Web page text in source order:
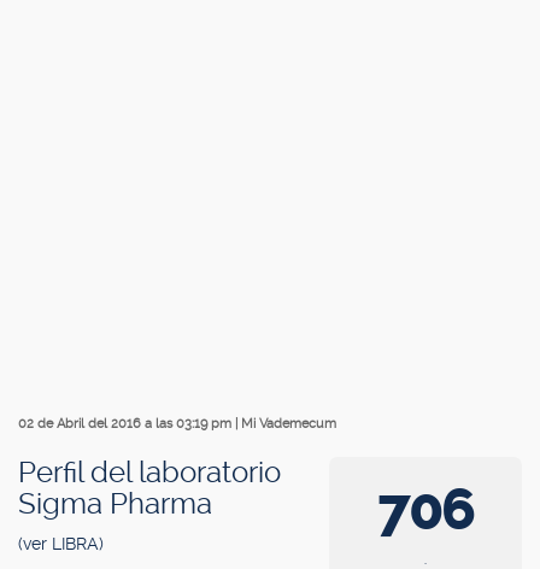
02 de Abril del 2016 a las 03:19 pm Mi Vademecum
706
.
Perfil del laboratorio
Sigma Pharma
(ver LIBRA)